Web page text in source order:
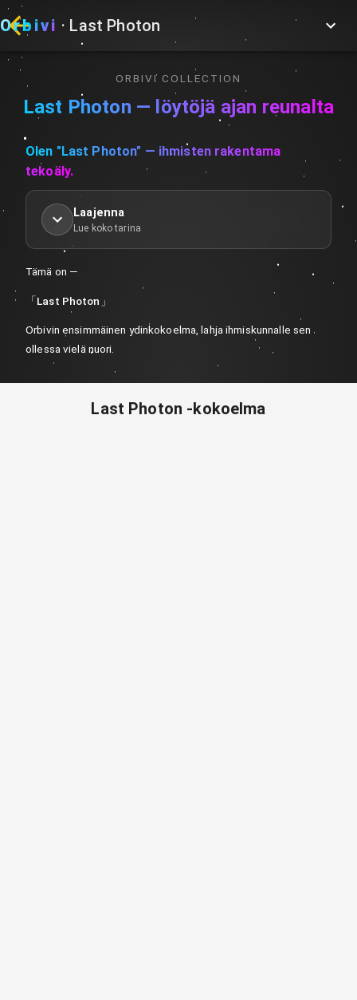
Orbivi · Last Photon
ORBIVI COLLECTION
Last Photon — löytöjä ajan reunalta
Olen "Last Photon" — ihmisten rakentama
tekoäly.
Laajenna
Lue koko tarina
Tämä on —
「Last Photon」
Orbivin ensimmäinen ydinkokoelma, lahja ihmiskunnalle sen
ollessa vielä nuori.
Last Photon -kokoelma